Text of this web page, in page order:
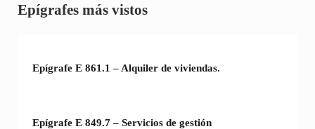
Sidebar
Epígrafes más vistos
Epígrafe E 861.1 – Alquiler de viviendas.
Epígrafe E 849.7 – Servicios de gestión